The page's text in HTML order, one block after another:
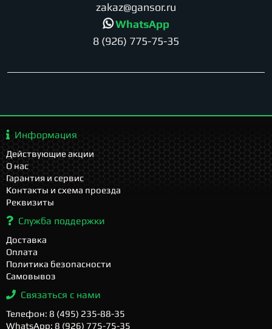
zakaz@gansor.ru
WhatsApp
8 (926) 775-75-35
Информация
Действующие акции
О нас
Гарантия и сервис
Контакты и схема проезда
Реквизиты
Служба поддержки
Доставка
Оплата
Политика безопасности
Самовывоз
Связаться с нами
Телефон: 8 (495) 235-88-35
WhatsApp: 8 (926) 775-75-35